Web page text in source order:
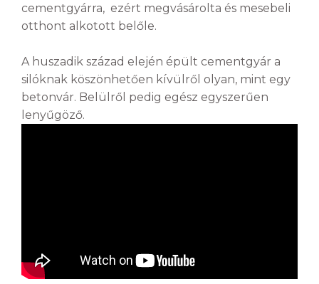
cementgyárra, ezért megvásárolta és mesebeli
otthont alkotott belőle.
A huszadik század elején épült cementgyár a
silóknak köszönhetően kívülről olyan, mint egy
betonvár. Belülről pedig egész egyszerűen
lenyűgöző.